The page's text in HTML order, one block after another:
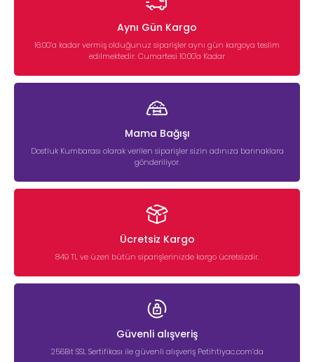
Aynı Gün Kargo
16:00’a kadar vermiş olduğunuz siparişler aynı gün kargoya teslim
edilmektedir. Cumartesi 10:00'a Kadar
Mama Bağışı
Dostluk Kumbarası olarak verilen siparişler sizin adınıza barınaklara
gönderiliyor.
Ücretsiz Kargo
849 TL ve üzeri bütün siparişlerinizde kargo ücretsizdir.
Güvenli alışveriş
256Bit SSL Sertifikası ile güvenli alışveriş Petihtiyac.com’da